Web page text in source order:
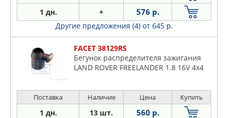
1 дн. + 576 р.
Другие предложения (4) от 645 р.
FACET 38129RS
Бегунок распределителя зажигания
LAND ROVER FREELANDER 1.8 16V 4x4
Поставка Наличие Цена Купить
1 дн. 13 шт. 560 р.